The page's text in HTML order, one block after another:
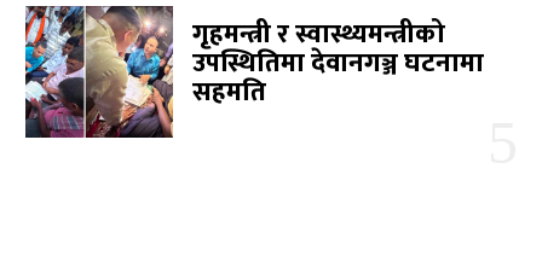
गृहमन्त्री र स्वास्थ्यमन्त्रीको
उपस्थितिमा देवानगञ्ज घटनामा
सहमति